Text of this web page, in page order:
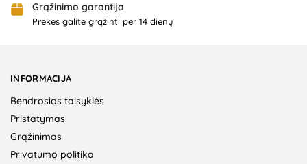
Grąžinimo garantija
Prekes galite grąžinti per 14 dienų
INFORMACIJA
Bendrosios taisyklės
Pristatymas
Grąžinimas
Privatumo politika